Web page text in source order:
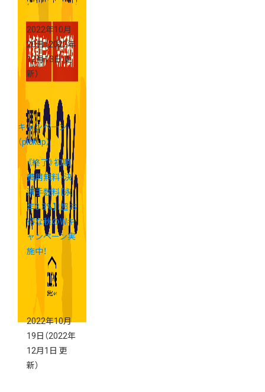
2022年10月
20日（2022年
12月13日 更
新）
キャンペーン
（pickup）
《終了》初期
費用無料・決
済手数料【永
年3.3%】！超お
得な秋のWキ
ャンペーン実
施中！
2022年10月
19日 （2022年
12月1日 更
新）